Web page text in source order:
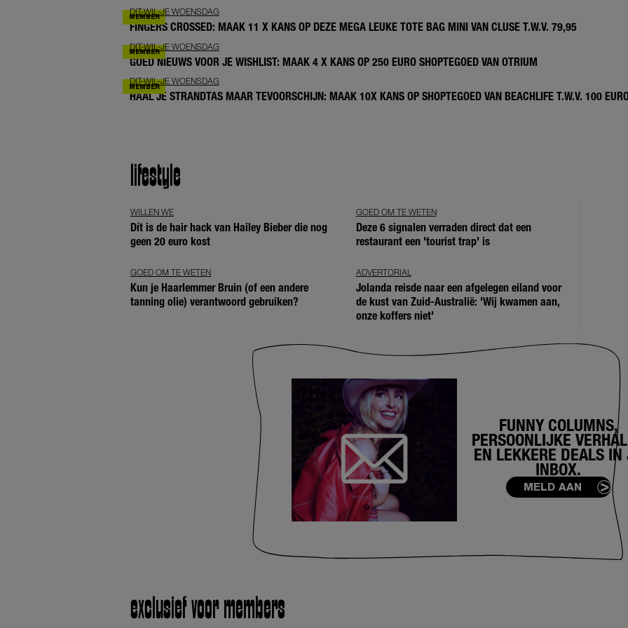
DIT-WIL-JE WOENSDAG
FINGERS CROSSED: MAAK 11 X KANS OP DEZE MEGA LEUKE TOTE BAG MINI VAN CLUSE T.W.V. 79,95
DIT-WIL-JE WOENSDAG
GOED NIEUWS VOOR JE WISHLIST: MAAK 4 X KANS OP 250 EURO SHOPTEGOED VAN OTRIUM
DIT-WIL-JE WOENSDAG
HAAL JE STRANDTAS MAAR TEVOORSCHIJN: MAAK 10X KANS OP SHOPTEGOED VAN BEACHLIFE T.W.V. 100
lifestyle
WILLEN WE
Dít is de hair hack van Hailey Bieber die nog
geen 20 euro kost
GOED OM TE WETEN
Deze 6 signalen verraden direct dat een
restaurant een 'tourist trap' is
GOED OM TE WETEN
Kun je Haarlemmer Bruin (of een andere
tanning olie) verantwoord gebruiken?
ADVERTORIAL
Jolanda reisde naar een afgelegen eiland voor
de kust van Zuid-Australië: 'Wij kwamen aan,
onze koffers niet'
FUNNY COLUMNS,
PERSOONLIJKE
EN LEKKERE DEALS IN
INBOX.
MELD AAN
exclusief voor members